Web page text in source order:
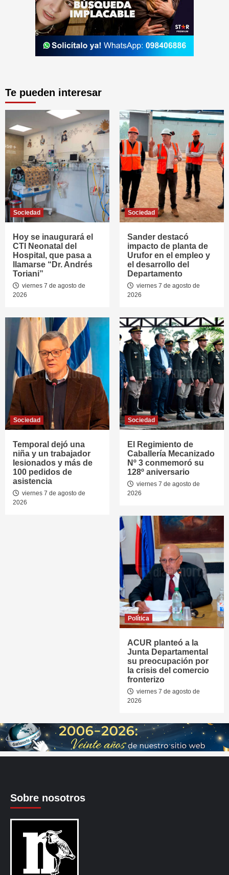
Te pueden interesar
Sociedad
Hoy se inaugurará el
CTI Neonatal del
Hospital, que pasa a
llamarse “Dr. Andrés
Toriani”
viernes 7 de agosto de
2026
Sociedad
Sander destacó
impacto de planta de
Urufor en el empleo y
el desarrollo del
Departamento
viernes 7 de agosto de
2026
Sociedad
Temporal dejó una
niña y un trabajador
lesionados y más de
100 pedidos de
asistencia
viernes 7 de agosto de
2026
Sociedad
El Regimiento de
Caballería Mecanizado
Nº 3 conmemoró su
128º aniversario
viernes 7 de agosto de
2026
Política
ACUR planteó a la
Junta Departamental
su preocupación por
la crisis del comercio
fronterizo
viernes 7 de agosto de
2026
Sobre nosotros